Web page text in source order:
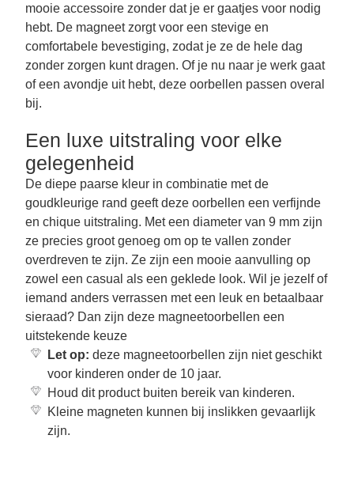
mooie accessoire zonder dat je er gaatjes voor nodig
hebt. De magneet zorgt voor een stevige en
comfortabele bevestiging, zodat je ze de hele dag
zonder zorgen kunt dragen. Of je nu naar je werk gaat
of een avondje uit hebt, deze oorbellen passen overal
bij.
Een luxe uitstraling voor elke
gelegenheid
De diepe paarse kleur in combinatie met de
goudkleurige rand geeft deze oorbellen een verfijnde
en chique uitstraling. Met een diameter van 9 mm zijn
ze precies groot genoeg om op te vallen zonder
overdreven te zijn. Ze zijn een mooie aanvulling op
zowel een casual als een geklede look. Wil je jezelf of
iemand anders verrassen met een leuk en betaalbaar
sieraad? Dan zijn deze magneetoorbellen een
uitstekende keuze
Let op: deze magneetoorbellen zijn niet geschikt
voor kinderen onder de 10 jaar.
Houd dit product buiten bereik van kinderen.
Kleine magneten kunnen bij inslikken gevaarlijk
zijn.